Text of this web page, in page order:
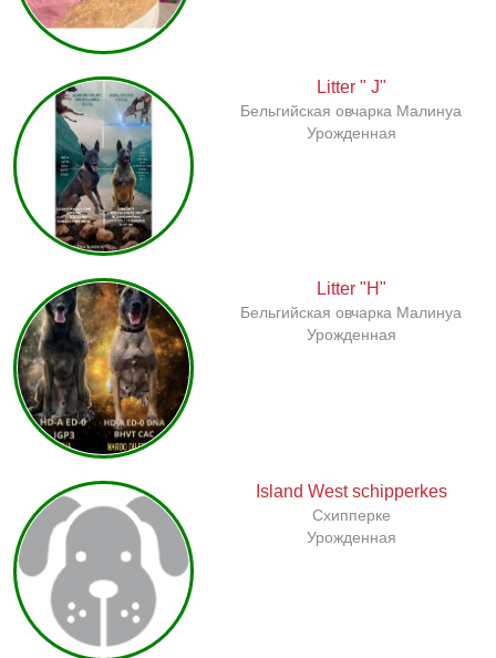
Litter " J"
Бельгийская овчарка Малинуа
Урожденная
Litter "H"
Бельгийская овчарка Малинуа
Урожденная
Island West schipperkes
Схипперке
Урожденная